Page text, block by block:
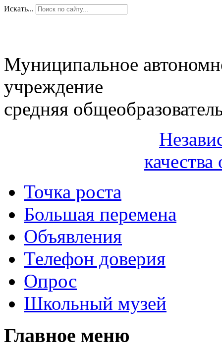
Искать...
Муниципальное
учреждение
средняя
качества
Точка роста
Большая перемена
Объявления
Телефон доверия
Опрос
Школьный музей
Главное меню